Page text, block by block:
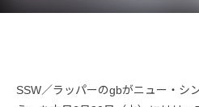
SSW／ラッパーのgbがニュー・シ